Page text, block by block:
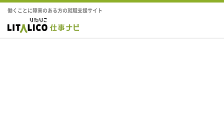
働くことに障害のある方の就職支援サイト